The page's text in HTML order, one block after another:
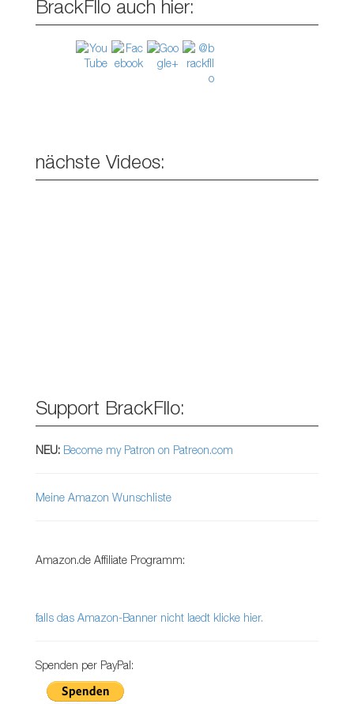
BrackFllo auch hier:
nächste Videos:
Support BrackFllo:
NEU: Become my Patron on Patreon.com
Meine Amazon Wunschliste
Amazon.de Affiliate Programm:
falls das Amazon-Banner nicht laedt klicke hier.
Spenden per PayPal: